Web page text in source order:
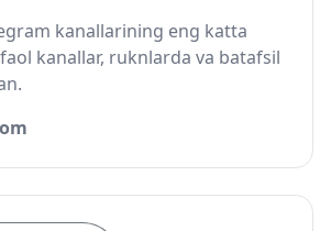
kanallarining eng katta
kanallar, ruknlarda va batafsil